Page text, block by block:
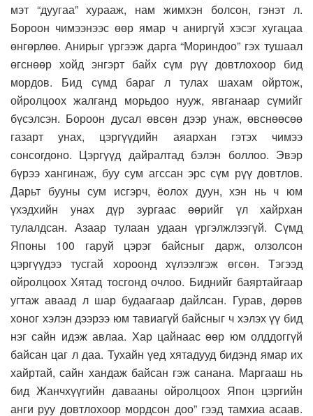
мэт “дуугаа” хурааж, нам жимхэн болсон, гэнэт л.
Бороон чимээнээс өөр ямар ч аниргүй хэсэг хугацаа
өнгөрлөө. Анирыг үргээж дарга “Мориндоо” гэх тушаал
өгснөөр хойд энгэрт байх сүм рүү довтлохоор бид
мордов. Бид сүмд бараг л тулах шахам ойртож,
ойролцоох жалганд морьдоо нууж, явганаар сүмийг
бүсэлсэн. Бороон дусал өвсөн дээр унаж, өвснөөсөө
газарт унах, цэргүүдийн аяархан гэтэх чимээ
сонсогдоно. Цэргүүд дайралтад бэлэн боллоо. Эвэр
бүрээ хангинаж, буу сум агссан эрс сүм рүү довтлов.
Дарьт бууны сум исгэрч, ёолох дуун, хэн нь ч юм
үхэдхийн унах дүр зургаас өөрийг үл хайрхан
тулалдсан. Азаар тулаан удаан үргэлжлээгүй. Сүмд
Японы 100 гаруй цэрэг байсныг дарж, олзолсон
цэргүүдээ тусгай хороонд хүлээлгэж өгсөн. Тэгээд
ойролцоох Хятад тосгонд очлоо. Биднийг баяртайгаар
угтаж аваад л шар будаагаар дайлсан. Гурав, дөрөв
хоног хэлэн дээрээ юм тавиагүй байсныг ч хэлэх үү бид
нэг сайн идэж авлаа. Хар цайнаас өөр юм олддоггүй
байсан цаг л даа. Тухайн үед хятадууд бидэнд ямар их
хайртай, сайн хандаж байсан гэж санана. Маргааш нь
бид Жанчхүүгийн давааны ойролцоох Япон цэргийн
анги руу довтлохоор мордсон доо” гээд тамхиа асаав.